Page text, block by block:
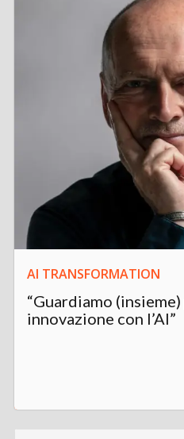
AI TRANSFORMATION
“Guardiamo
innovazione con l’AI”